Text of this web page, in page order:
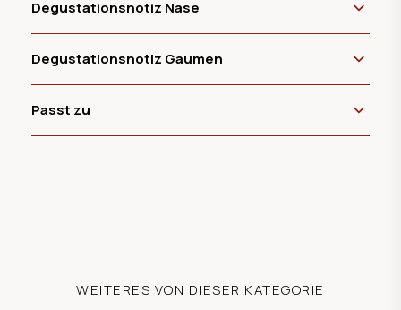
Degustationsnotiz Nase
Degustationsnotiz Gaumen
Passt zu
WEITERES VON DIESER KATEGORIE